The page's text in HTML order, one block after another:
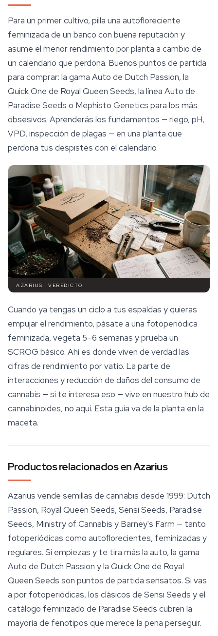
Para un primer cultivo, pilla una autofloreciente
feminizada de un banco con buena reputación y
asume el menor rendimiento por planta a cambio de
un calendario que perdona. Buenos puntos de partida
para comprar: la gama Auto de Dutch Passion, la
Quick One de Royal Queen Seeds, la línea Auto de
Paradise Seeds o Mephisto Genetics para los más
obsesivos. Aprenderás los fundamentos — riego, pH,
VPD, inspección de plagas — en una planta que
perdona tus despistes con el calendario.
AZARIUS · VEREDICTO
Cuando ya tengas un ciclo a tus espaldas y quieras
empujar el rendimiento, pásate a una fotoperiódica
feminizada, vegeta 5–6 semanas y prueba un
SCROG básico. Ahí es donde viven de verdad las
cifras de rendimiento por vatio. La parte de
interacciones y reducción de daños del consumo de
cannabis — si te interesa eso — vive en nuestro hub de
cannabinoides, no aquí. Esta guía va de la planta en la
maceta.
Productos relacionados en Azarius
Azarius vende semillas de cannabis desde 1999: Dutch
Passion, Royal Queen Seeds, Sensi Seeds, Paradise
Seeds, Ministry of Cannabis y Barney's Farm — tanto
fotoperiódicas como autoflorecientes, feminizadas y
regulares. Si empiezas y te tira más la auto, la gama
Auto de Dutch Passion y la Quick One de Royal
Queen Seeds son puntos de partida sensatos. Si vas
a por fotoperiódicas, los clásicos de Sensi Seeds y el
catálogo feminizado de Paradise Seeds cubren la
mayoría de fenotipos que merece la pena perseguir.